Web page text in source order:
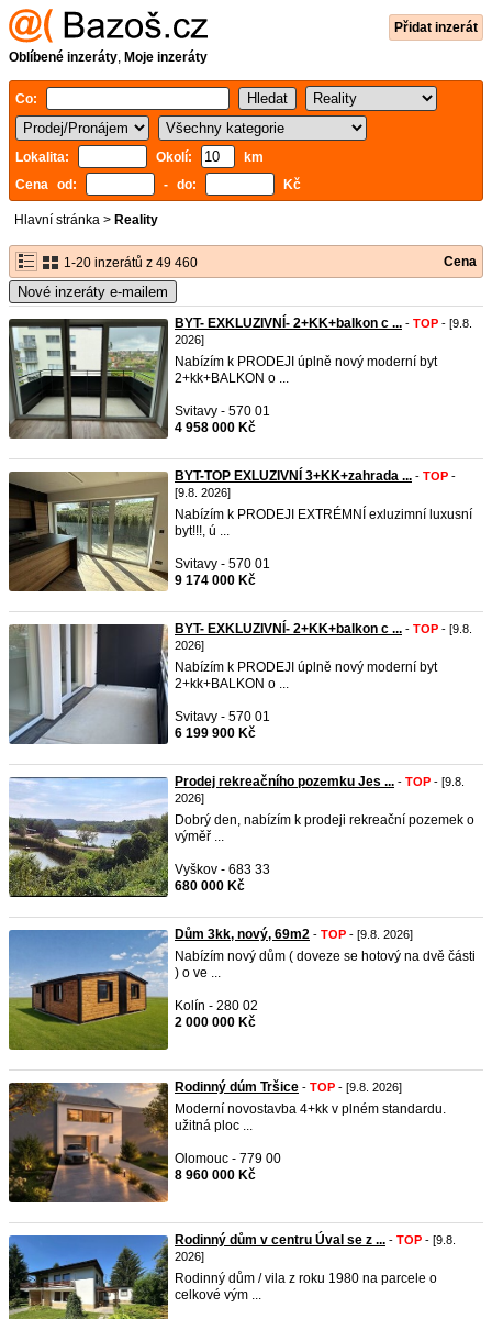
Přidat inzerát
Oblíbené inzeráty, Moje inzeráty
Co:
Lokalita: Okolí:
km
Cena od:
- do: Kč
Hlavní stránka > Reality
1-20 inzerátů z 49 460 Cena
Nové inzeráty e-mailem
BYT- EXKLUZIVNÍ- 2+KK+balkon c ... - TOP - [9.8.
2026]
Nabízím k PRODEJI úplně nový moderní byt
2+kk+BALKON o ...
Svitavy - 570 01
4 958 000 Kč
BYT-TOP EXLUZIVNÍ 3+KK+zahrada ... - TOP -
[9.8. 2026]
Nabízím k PRODEJI EXTRÉMNÍ exluzimní luxusní
byt!!!, ú ...
Svitavy - 570 01
9 174 000 Kč
BYT- EXKLUZIVNÍ- 2+KK+balkon c ... - TOP - [9.8.
2026]
Nabízím k PRODEJI úplně nový moderní byt
2+kk+BALKON o ...
Svitavy - 570 01
6 199 900 Kč
Prodej rekreačního pozemku Jes ... - TOP - [9.8.
2026]
Dobrý den, nabízím k prodeji rekreační pozemek o
výměř ...
Vyškov - 683 33
680 000 Kč
Dům 3kk, nový, 69m2 - TOP - [9.8. 2026]
Nabízím nový dům ( doveze se hotový na dvě části
) o ve ...
Kolín - 280 02
2 000 000 Kč
Rodinný dúm Tršice - TOP - [9.8. 2026]
Moderní novostavba 4+kk v plném standardu.
užitná ploc ...
Olomouc - 779 00
8 960 000 Kč
Rodinný dům v centru Úval se z ... - TOP - [9.8.
2026]
Rodinný dům / vila z roku 1980 na parcele o
celkové vým ...